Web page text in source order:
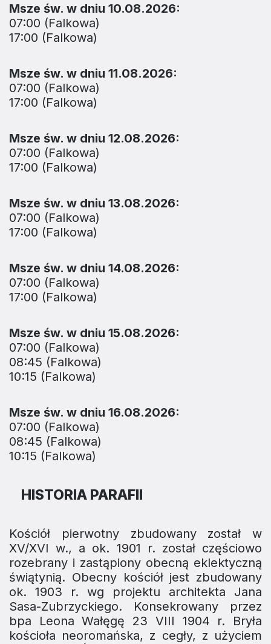
Msze św. w dniu 10.08.2026:
07:00 (Falkowa)
17:00 (Falkowa)
Msze św. w dniu 11.08.2026:
07:00 (Falkowa)
17:00 (Falkowa)
Msze św. w dniu 12.08.2026:
07:00 (Falkowa)
17:00 (Falkowa)
Msze św. w dniu 13.08.2026:
07:00 (Falkowa)
17:00 (Falkowa)
Msze św. w dniu 14.08.2026:
07:00 (Falkowa)
17:00 (Falkowa)
Msze św. w dniu 15.08.2026:
07:00 (Falkowa)
08:45 (Falkowa)
10:15 (Falkowa)
Msze św. w dniu 16.08.2026:
07:00 (Falkowa)
08:45 (Falkowa)
10:15 (Falkowa)
HISTORIA PARAFII
Kościół pierwotny zbudowany został w
XV/XVI w., a ok. 1901 r. został częściowo
rozebrany i zastąpiony obecną eklektyczną
świątynią. Obecny kościół jest zbudowany
ok. 1903 r. wg projektu architekta Jana
Sasa-Zubrzyckiego. Konsekrowany przez
bpa Leona Wałęgę 23 VIII 1904 r. Bryła
kościoła neoromańska, z cegły, z użyciem